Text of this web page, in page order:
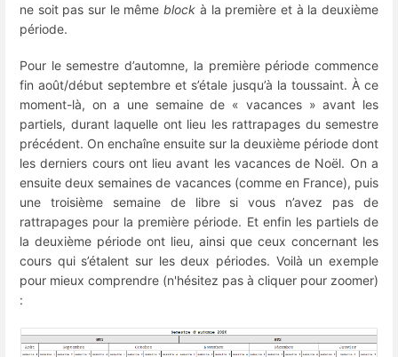
ne soit pas sur le même block à la première et à la deuxième
période.
Pour le semestre d’automne, la première période commence
fin août/début septembre et s’étale jusqu’à la toussaint. À ce
moment-là, on a une semaine de « vacances » avant les
partiels, durant laquelle ont lieu les rattrapages du semestre
précédent. On enchaîne ensuite sur la deuxième période dont
les derniers cours ont lieu avant les vacances de Noël. On a
ensuite deux semaines de vacances (comme en France), puis
une troisième semaine de libre si vous n’avez pas de
rattrapages pour la première période. Et enfin les partiels de
la deuxième période ont lieu, ainsi que ceux concernant les
cours qui s’étalent sur les deux périodes. Voilà un exemple
pour mieux comprendre (n'hésitez pas à cliquer pour zoomer)
: